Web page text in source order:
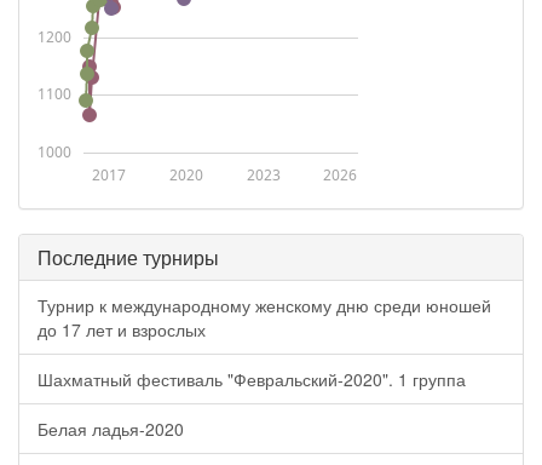
2017 2020 2023 2026
1000
1100
1200
Последние турниры
Турнир к международному женскому дню среди юношей
до 17 лет и взрослых
Шахматный фестиваль "Февральский-2020". 1 группа
Белая ладья-2020